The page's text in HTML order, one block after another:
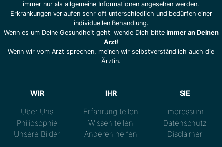
immer nur als allgemeine Informationen angesehen werden.
Erkrankungen verlaufen sehr oft unterschiedlich und bedürfen einer
individuellen Behandlung.
Wenn es um Deine Gesundheit geht, wende Dich bitte immer an Deinen
Arzt!
Wenn wir vom Arzt sprechen, meinen wir selbstverständlich auch die
Ärztin.
WIR
Über Uns
Philiosophie
Unsere Bilder
IHR
Erfahrung teilen
Wissen teilen
Anderen helfen
SIE
Impressum
Datenschutz
Disclaimer